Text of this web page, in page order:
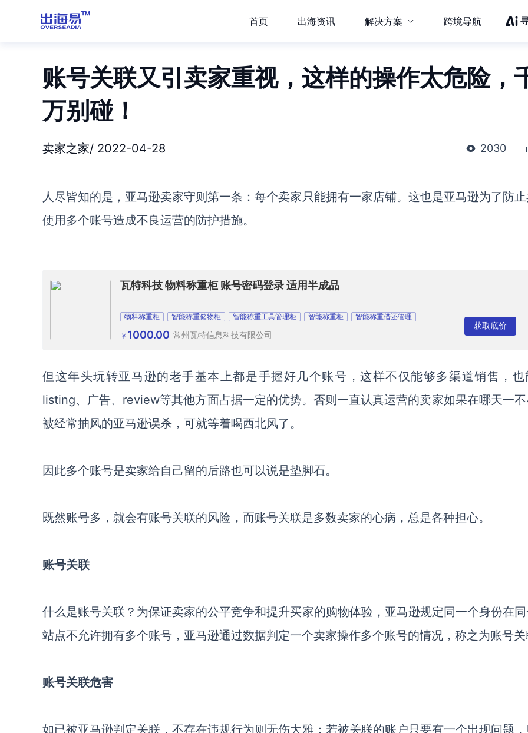
首页 出海资讯 解决方案 跨境导航
账号关联又引卖家重视，这样的操作太危险，
万别碰！
卖家之家/ 2022-04-28 2030
人尽皆知的是，亚马逊卖家守则第一条：每个卖家只能拥有一家店铺。这也是亚马逊为了防
使用多个账号造成不良运营的防护措施。
瓦特科技 物料称重柜 账号密码登录 适用半成品
物料称重柜 智能称重储物柜 智能称重工具管理柜 智能称重柜 智能称重借还管理
￥ 1000.00 常州瓦特信息科技有限公司
获取底价
但这年头玩转亚马逊的老手基本上都是手握好几个账号，这样不仅能够多渠道销售，也
listing、广告、review等其他方面占据一定的优势。否则一直认真运营的卖家如果在哪天一
被经常抽风的亚马逊误杀，可就等着喝西北风了。
因此多个账号是卖家给自己留的后路也可以说是垫脚石。
既然账号多，就会有账号关联的风险，而账号关联是多数卖家的心病，总是各种担心。
账号关联
什么是账号关联？为保证卖家的公平竞争和提升买家的购物体验，亚马逊规定同一个身份在
站点不允许拥有多个账号，亚马逊通过数据判定一个卖家操作多个账号的情况，称之为账号
账号关联危害
如已被亚马逊判定关联，不存在违规行为则无伤大雅；若被关联的账户只要有一个出现问题